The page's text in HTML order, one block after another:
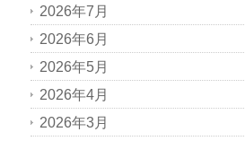
2026年7月
2026年6月
2026年5月
2026年4月
2026年3月